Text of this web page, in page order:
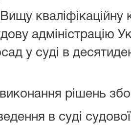
кваліфікаційну
адміністрацію
у суді в
рішень
в суді